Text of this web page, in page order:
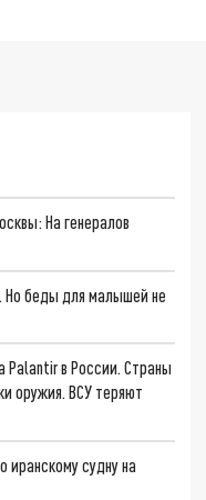
На генералов
Но беды для малышей не
Palantir в России. Страны
оружия. ВСУ теряют
иранскому судну на